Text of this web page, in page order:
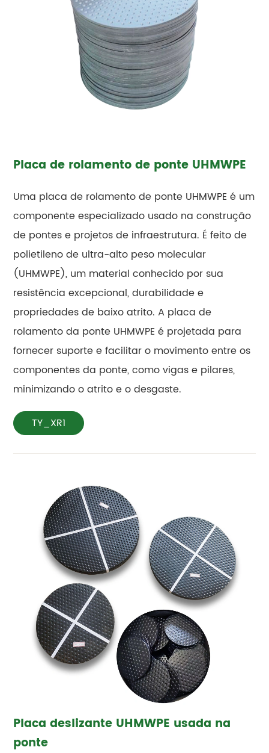
Placa de rolamento de ponte UHMWPE
Uma placa de rolamento de ponte UHMWPE é um
componente especializado usado na construção
de pontes e projetos de infraestrutura. É feito de
polietileno de ultra-alto peso molecular
(UHMWPE), um material conhecido por sua
resistência excepcional, durabilidade e
propriedades de baixo atrito. A placa de
rolamento da ponte UHMWPE é projetada para
fornecer suporte e facilitar o movimento entre os
componentes da ponte, como vigas e pilares,
minimizando o atrito e o desgaste.
TY_XR1
Placa deslizante UHMWPE usada na
ponte